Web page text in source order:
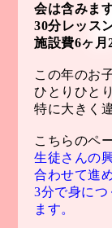
会は含みま
30分レッス
施設費6ヶ月
この年のお
ひとりひと
特に大きく
こちらのペ
生徒さんの
合わせて進
3分で身に
ます。